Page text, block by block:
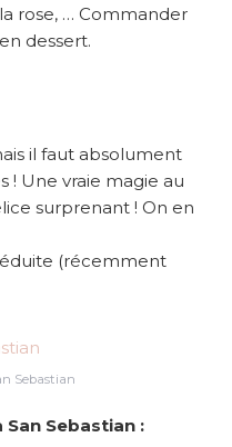
rose, … Commander
dessert.
il faut absolument
! Une vraie magie au
surprenant ! On en
(récemment
Sebastian
Sebastian :